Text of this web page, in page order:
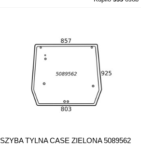
SZYBA TYLNA CASE ZIELONA 5089562